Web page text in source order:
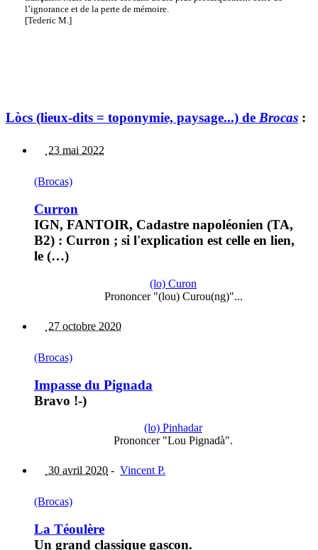
l’ignorance et de la perte de mémoire.
[Tederic M.]
Lòcs (lieux-dits = toponymie, paysage...) de Brocas :
23 mai 2022
(Brocas)
Curron
IGN, FANTOIR, Cadastre napoléonien (TA,
B2) : Curron ; si l'explication est celle en lien,
le (…)
(lo) Curon
Prononcer "(lou) Curou(ng)"...
27 octobre 2020
(Brocas)
Impasse du Pignada
Bravo !-)
(lo) Pinhadar
Prononcer "Lou Pignadà".
30 avril 2020 - Vincent P.
(Brocas)
La Téoulère
Un grand classique gascon.